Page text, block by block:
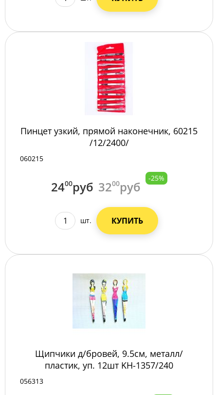
Пинцет узкий, прямой наконечник, 60215
/12/2400/
060215
2400руб 3200руб
-25%
шт. КУПИТЬ
Щипчики д/бровей, 9.5см, металл/
пластик, уп. 12шт KH-1357/240
056313